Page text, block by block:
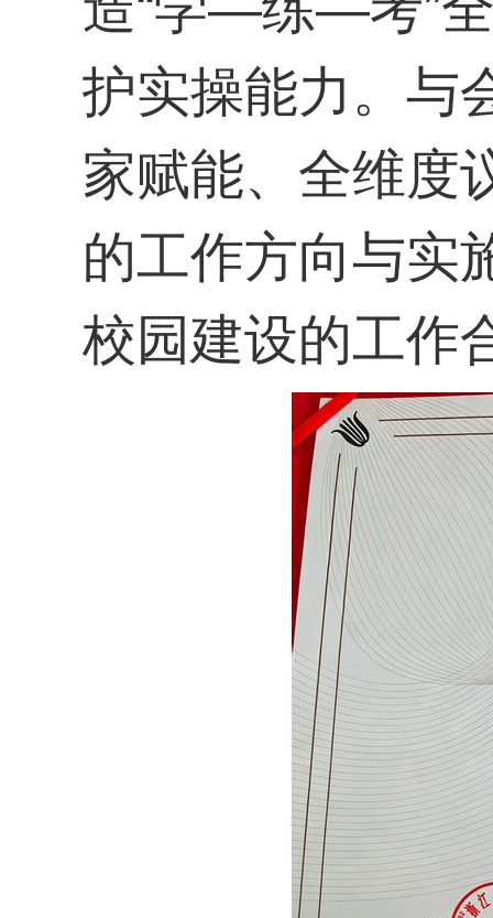
护实操能力。与
家赋能、全维度
的工作方向与实
校园建设的工作